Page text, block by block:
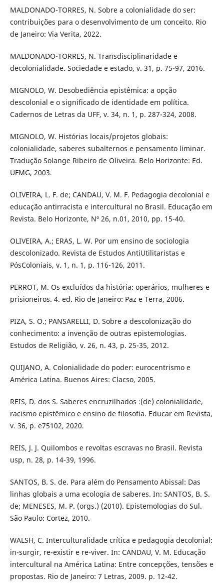
MALDONADO-TORRES, N. Sobre a colonialidade do ser:
contribuições para o desenvolvimento de um conceito. Rio
de Janeiro: Via Verita, 2022.
MALDONADO-TORRES, N. Transdisciplinaridade e
decolonialidade. Sociedade e estado, v. 31, p. 75-97, 2016.
MIGNOLO, W. Desobediência epistêmica: a opção
descolonial e o significado de identidade em política.
Cadernos de Letras da UFF, v. 34, n. 1, p. 287-324, 2008.
MIGNOLO, W. Histórias locais/projetos globais:
colonialidade, saberes subalternos e pensamento liminar.
Tradução Solange Ribeiro de Oliveira. Belo Horizonte: Ed.
UFMG, 2003.
OLIVEIRA, L. F. de; CANDAU, V. M. F. Pedagogia decolonial e
educação antirracista e intercultural no Brasil. Educação em
Revista. Belo Horizonte, Nº 26, n.01, 2010, pp. 15-40.
OLIVEIRA, A.; ERAS, L. W. Por um ensino de sociologia
descolonizado. Revista de Estudos AntiUtilitaristas e
PósColoniais, v. 1, n. 1, p. 116-126, 2011.
PERROT, M. Os excluídos da história: operários, mulheres e
prisioneiros. 4. ed. Rio de Janeiro: Paz e Terra, 2006.
PIZA, S. O.; PANSARELLI, D. Sobre a descolonização do
conhecimento: a invenção de outras epistemologias.
Estudos de Religião, v. 26, n. 43, p. 25-35, 2012.
QUIJANO, A. Colonialidade do poder: eurocentrismo e
América Latina. Buenos Aires: Clacso, 2005.
REIS, D. dos S. Saberes encruzilhados :(de) colonialidade,
racismo epistêmico e ensino de filosofia. Educar em Revista,
v. 36, p. e75102, 2020.
REIS, J. J. Quilombos e revoltas escravas no Brasil. Revista
usp, n. 28, p. 14-39, 1996.
SANTOS, B. S. de. Para além do Pensamento Abissal: Das
linhas globais a uma ecologia de saberes. In: SANTOS, B. S.
de; MENESES, M. P. (orgs.) (2010). Epistemologias do Sul.
São Paulo: Cortez, 2010.
WALSH, C. Interculturalidade crítica e pedagogia decolonial:
in-surgir, re-existir e re-viver. In: CANDAU, V. M. Educação
intercultural na América Latina: Entre concepções, tensões e
propostas. Rio de Janeiro: 7 Letras, 2009. p. 12-42.